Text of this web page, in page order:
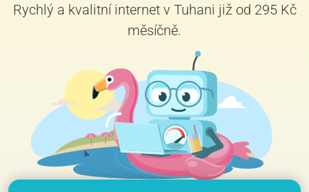
Rychlý a kvalitní internet v Tuhani již od 295 Kč
měsíčně.